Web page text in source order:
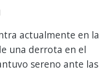
actualmente en la
una derrota en el
sereno ante las